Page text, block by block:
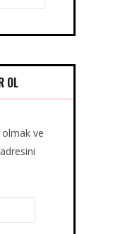
OL
olmak ve